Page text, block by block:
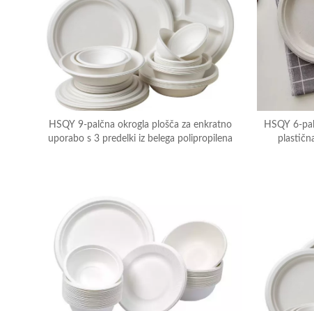
HSQY 9-palčna okrogla plošča za enkratno
uporabo s 3 predelki iz belega polipropilena
HSQY 6-